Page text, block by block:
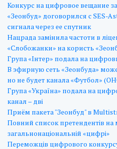
Конкурс на цифровое вещание
«Зеонбуд» договорился с SES-
сигнала через ее спутник
Нацрада замінила частоти в
«Слобожанки» на користь
Група «Інтер» подала на
В эфирную сеть «Зеонбуда»
но не будет канала «Футбол»
Група «Україна» подала на
канал – дві
Приём пакета "Зеонбуд" в
Повний список претендентів на
загальнонаціональній «цифрі»
Переможців цифрового